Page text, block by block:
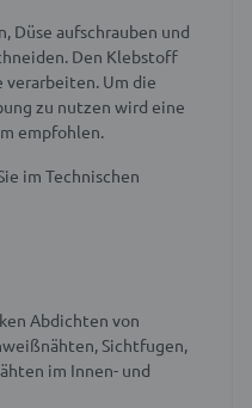
Düse aufschrauben und
Den Klebstoff
Um die
zu nutzen wird eine
empfohlen.
im Technischen
Abdichten von
Sichtfugen,
im Innen- und